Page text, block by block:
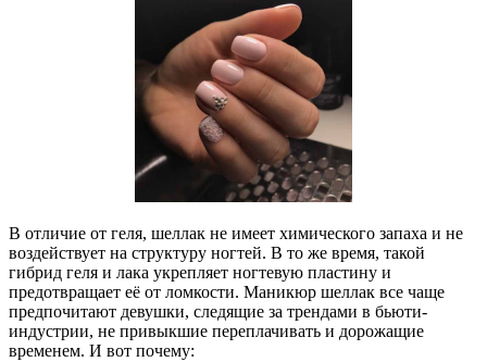
В отличие от геля, шеллак не имеет химического запаха и не
воздействует на структуру ногтей. В то же время, такой
гибрид геля и лака укрепляет ногтевую пластину и
предотвращает её от ломкости. Маникюр шеллак все чаще
предпочитают девушки, следящие за трендами в бьюти-
индустрии, не привыкшие переплачивать и дорожащие
временем. И вот почему: